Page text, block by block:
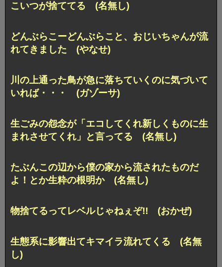
こいつが捨ててる (名無し)
どんぶらこーどんぶらこと、おじいちゃんが流
れてきました (やなせ)
川の上通った鳥が急に落ちていくのに気づいて
いれば・・・ (ガゾーサ)
生ごみの怨念が「エコしてくれ新しくものに生
まれさせてくれ」と言ってる (名無し)
たぶんこの辺から僕の家から流されたものだ
よ！とか生粋の根明か (名無し)
物捨てるってレベルじゃねぇぞ!! (おかぜ)
生態系に影響出てキマイラ流れてくる (名無
し)